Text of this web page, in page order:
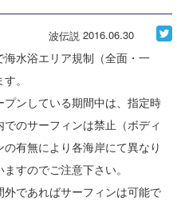
波予想ツール
リアガイド
波伝説 2016.06.30
海水浴エリア規制（全面・一
。
プンしている期間中は、指定時
でのサーフィンは禁止（ボディ
有無により各海岸にて異なり
すのでご注意下さい。
外であればサーフィンは可能で
ン/グッズ
タメ
報